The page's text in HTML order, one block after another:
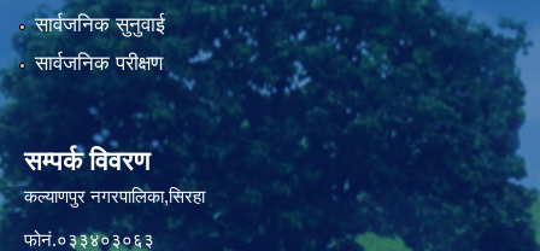
सार्वजनिक सुनुवाई
सार्वजनिक परीक्षण
सम्पर्क विवरण
कल्याणपुर नगरपालिका,सिरहा
फोनं.०३३४०३०६३